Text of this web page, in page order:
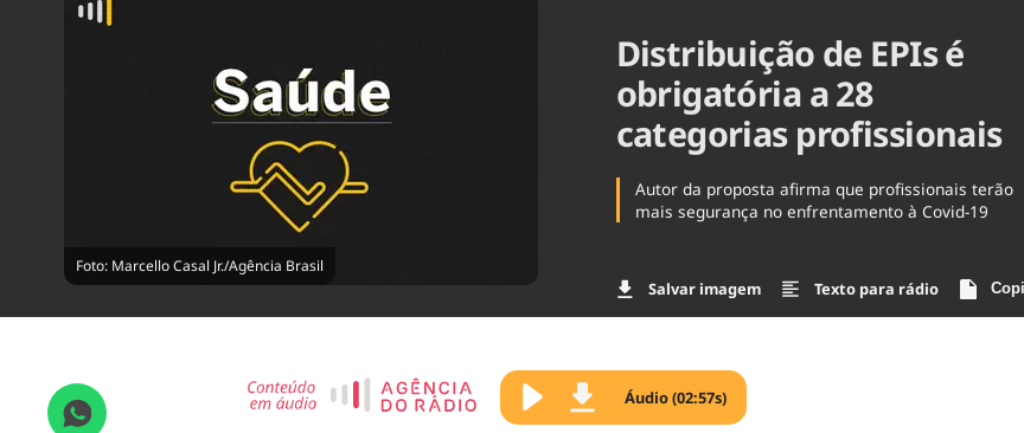
Foto: Marcello Casal Jr./Agência Brasil
Distribuição de EPIs é
obrigatória a 28
categorias profissionais
Autor da proposta afirma que profissionais terão
mais segurança no enfrentamento à Covid-19
Salvar imagem Texto para rádio
Áudio (02:57s)